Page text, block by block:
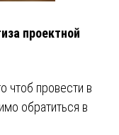
проектной
чтоб провести в
обратиться в